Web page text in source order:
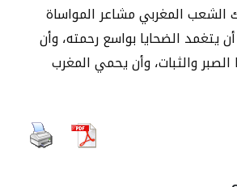
الشعب المغربي مشاعر المواساة
يتغمد الضحايا بواسع رحمته، وأن
والثبات، وأن يحمي المغرب